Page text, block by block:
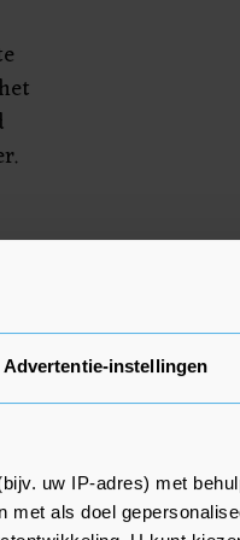
Advertentie-instellingen
uw IP-adres) met
als doel